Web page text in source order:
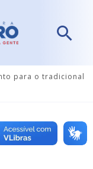
para o tradicional